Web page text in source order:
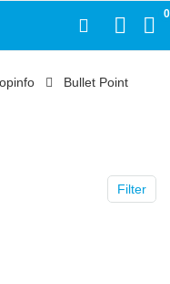
0
‎Bullet Point
Filter